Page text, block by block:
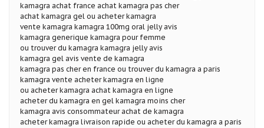
kamagra achat france achat kamagra pas cher
achat kamagra gel ou acheter kamagra
vente kamagra kamagra 100mg oral jelly avis
kamagra generique kamagra pour femme
ou trouver du kamagra kamagra jelly avis
kamagra gel avis vente de kamagra
kamagra pas cher en france ou trouver du kamagra a paris
kamagra vente acheter kamagra en ligne
ou acheter kamagra achat kamagra en ligne
acheter du kamagra en gel kamagra moins cher
kamagra avis consommateur achat de kamagra
acheter kamagra livraison rapide ou acheter du kamagra a paris